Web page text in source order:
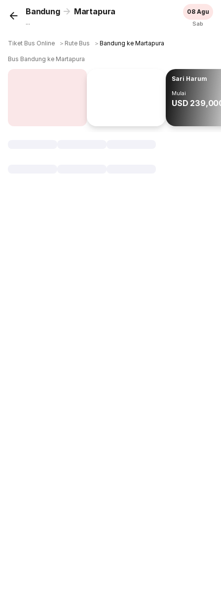
Bandung Martapura
...
08 Agu
Sab
Tiket Bus Online ＞ Rute Bus ＞Bandung ke Martapura
Bus Bandung ke Martapura
Sari Harum
Mulai
USD